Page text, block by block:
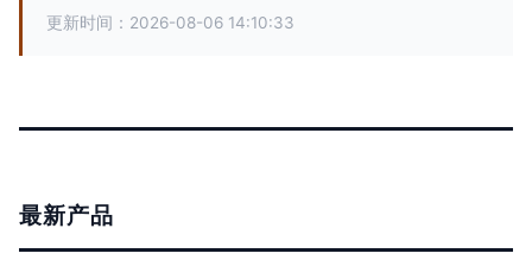
更新时间：2026-08-06 14:10:33
最新产品